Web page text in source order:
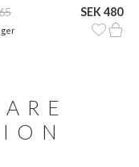
SEK 480